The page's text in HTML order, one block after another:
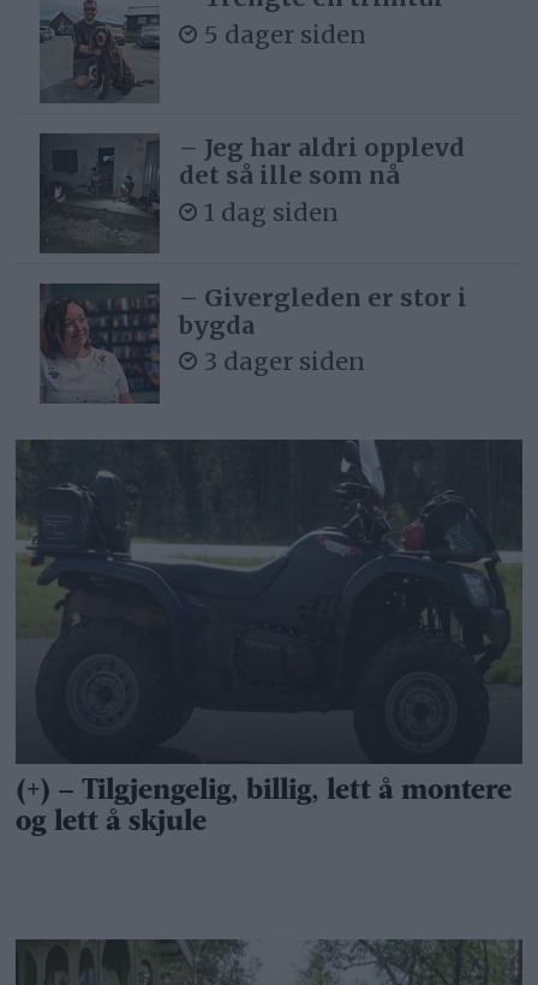
5 dager siden
– Jeg har aldri opplevd
det så ille som nå
1 dag siden
– Givergleden er stor i
bygda
3 dager siden